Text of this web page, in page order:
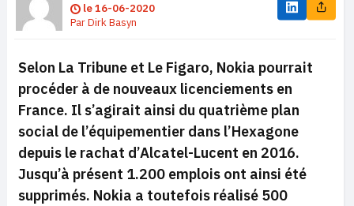
le16-06-2020
ParDirk Basyn
Selon La Tribune et Le Figaro, Nokia pourrait
procéder à de nouveaux licenciements en
France. Il s’agirait ainsi du quatrième plan
social de l’équipementier dans l’Hexagone
depuis le rachat d’Alcatel-Lucent en 2016.
Jusqu’à présent 1.200 emplois ont ainsi été
supprimés. Nokia a toutefois réalisé 500